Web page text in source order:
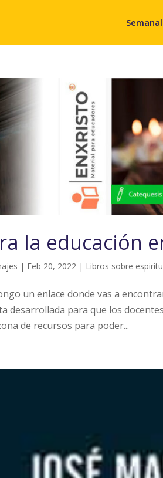
la educación
| Feb 20, 2022 | Libros sobre
un enlace donde vas a
desarrollada para que los
de recursos para poder...